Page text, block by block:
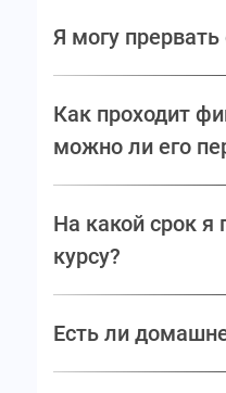
Я могу прервать
Как проходит
можно ли его
На какой срок я
курсу?
Есть ли